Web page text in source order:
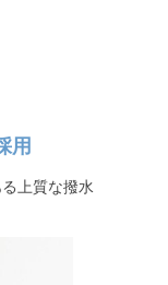
用
上質な撥水